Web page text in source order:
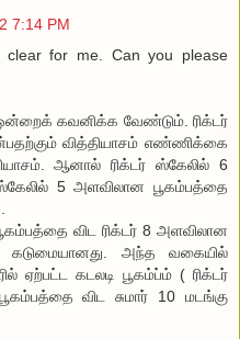
7:14 PM
for me. Can you please
கவனிக்க வேண்டும். ரிக்டர்
வித்தியாசம் எண்ணிக்கை
ஆனால் ரிக்டர் ஸ்கேலில் 6
5 அளவிலான பூகம்பத்தை
விட ரிக்டர் 8 அளவிலான
கடுமையானது. அந்த வகையில்
ஏற்பட்ட கடலடி பூகம்ப்ம் ( ரிக்டர்
விட சுமார் 10 மடங்கு